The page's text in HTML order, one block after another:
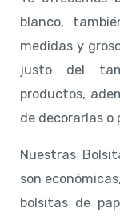
blanco,
medidas y
justo del
productos,
de decorarlas o
Nuestras
son
bolsitas de